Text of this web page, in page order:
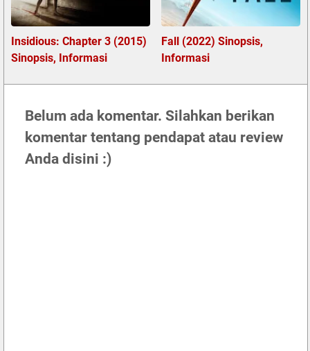
Insidious: Chapter 3 (2015)
Sinopsis, Informasi
Fall (2022) Sinopsis,
Informasi
Belum ada komentar. Silahkan berikan
komentar tentang pendapat atau review
Anda disini :)